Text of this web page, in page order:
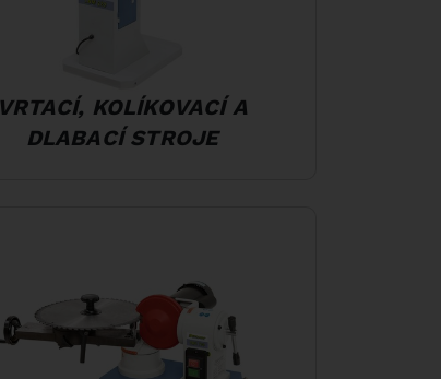
VRTACÍ, KOLÍKOVACÍ A
DLABACÍ STROJE